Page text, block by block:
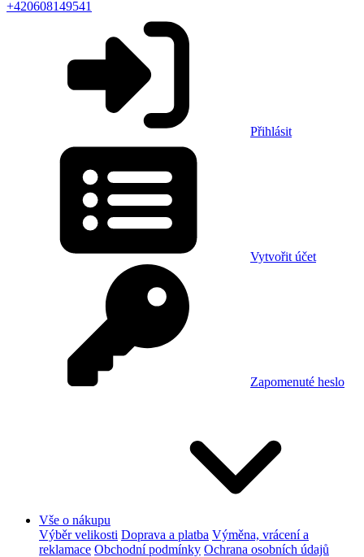
+420608149541
Přihlásit
Vytvořit účet
Zapomenuté heslo
Vše o nákupu
Výběr velikosti Doprava a platba Výměna, vrácení a
reklamace Obchodní podmínky Ochrana osobních údajů